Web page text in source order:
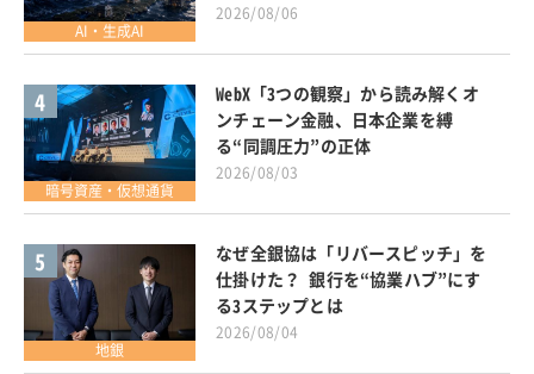
AI・生成AI
2026/08/06
4
暗号資産・仮想通貨
WebX「3つの観察」から読み解くオ
ンチェーン金融、日本企業を縛
る“同調圧力”の正体
2026/08/03
5
地銀
なぜ全銀協は「リバースピッチ」を
仕掛けた？ 銀行を“協業ハブ”にす
る3ステップとは
2026/08/04